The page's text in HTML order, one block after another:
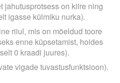
jahutusprotsess on kiire ning
igasse külmiku nurka).
riiul, mis on mõeldud toore
enne küpsetamist, hoides
0 kraadi juures).
vigade tuvastusfunktsioon).